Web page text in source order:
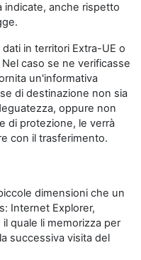
indicate, anche rispetto
in territori Extra-UE o
caso se ne verificasse
un'informativa
di destinazione non sia
oppure non
di protezione, le verrà
con il trasferimento.
dimensioni che un
Internet Explorer,
quale li memorizza per
successiva visita del